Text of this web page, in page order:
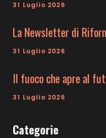
31 Luglio 2026
La Newsletter di
31 Luglio 2026
Il fuoco che apre al
31 Luglio 2026
Categorie